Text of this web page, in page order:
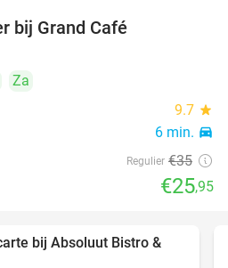
bij Grand Café
Za
9.7 star
6 min. directions_car
Regulier €35
€25,95
37%
bij Absoluut Bistro &